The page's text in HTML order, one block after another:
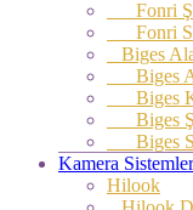
Fonri
Fonri
Biges
Biges
Biges
Biges
Biges
Kamera
Hilook